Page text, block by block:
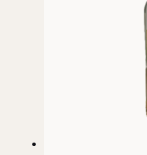
Sommerkollektion